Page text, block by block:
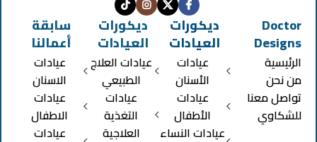
Doctor
Designs
الرئيسية
من نحن
تواصل معنا
للشكاوي
ديكورات
العيادات
عيادات
الأسنان
عيادات
الأطفال
عيادات النساء
ديكورات
العيادات
عيادات العلاج
الطبيعي
عيادات
التغذية
العلاجية
سابقة
أعمالنا
عيادات
الاسنان
عيادات
الاطفال
عيادات